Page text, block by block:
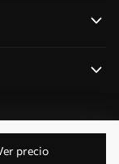
precio
reservados.